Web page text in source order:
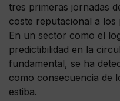
tres primeras jornadas
coste reputacional a los
En un sector como el
predictibilidad en la
fundamental, se ha
como consecuencia de
estiba.